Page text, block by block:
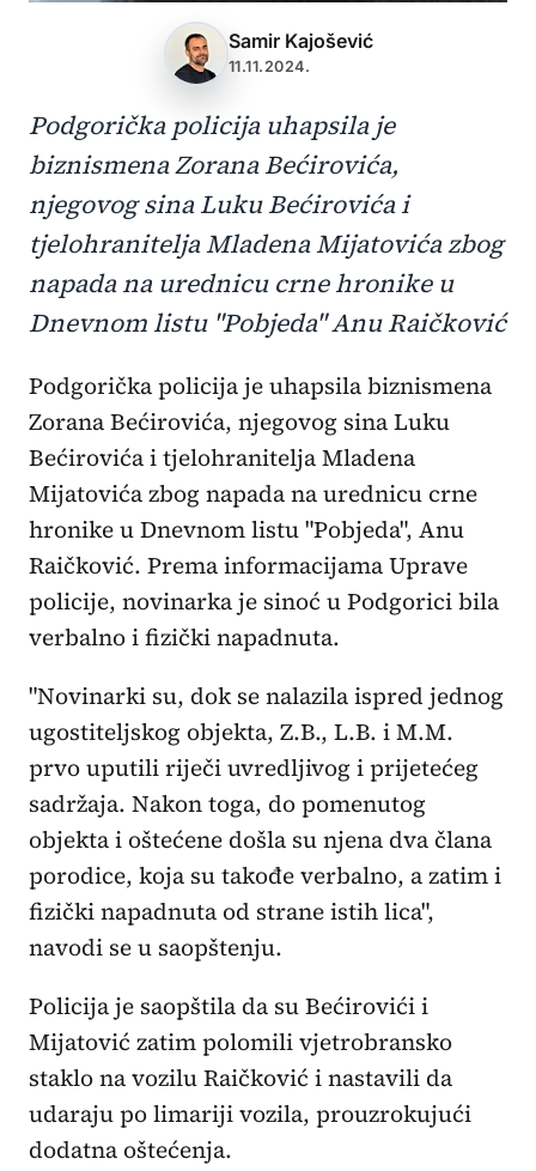
Samir Kajošević
11.11.2024.
Podgorička policija uhapsila je
biznismena Zorana Bećirovića,
njegovog sina Luku Bećirovića i
tjelohranitelja Mladena Mijatovića zbog
napada na urednicu crne hronike u
Dnevnom listu "Pobjeda" Anu Raičković
Podgorička policija je uhapsila biznismena
Zorana Bećirovića, njegovog sina Luku
Bećirovića i tjelohranitelja Mladena
Mijatovića zbog napada na urednicu crne
hronike u Dnevnom listu "Pobjeda", Anu
Raičković. Prema informacijama Uprave
policije, novinarka je sinoć u Podgorici bila
verbalno i fizički napadnuta.
"Novinarki su, dok se nalazila ispred jednog
ugostiteljskog objekta, Z.B., L.B. i M.M.
prvo uputili riječi uvredljivog i prijetećeg
sadržaja. Nakon toga, do pomenutog
objekta i oštećene došla su njena dva člana
porodice, koja su takođe verbalno, a zatim i
fizički napadnuta od strane istih lica",
navodi se u saopštenju.
Policija je saopštila da su Bećirovići i
Mijatović zatim polomili vjetrobransko
staklo na vozilu Raičković i nastavili da
udaraju po limariji vozila, prouzrokujući
dodatna oštećenja.